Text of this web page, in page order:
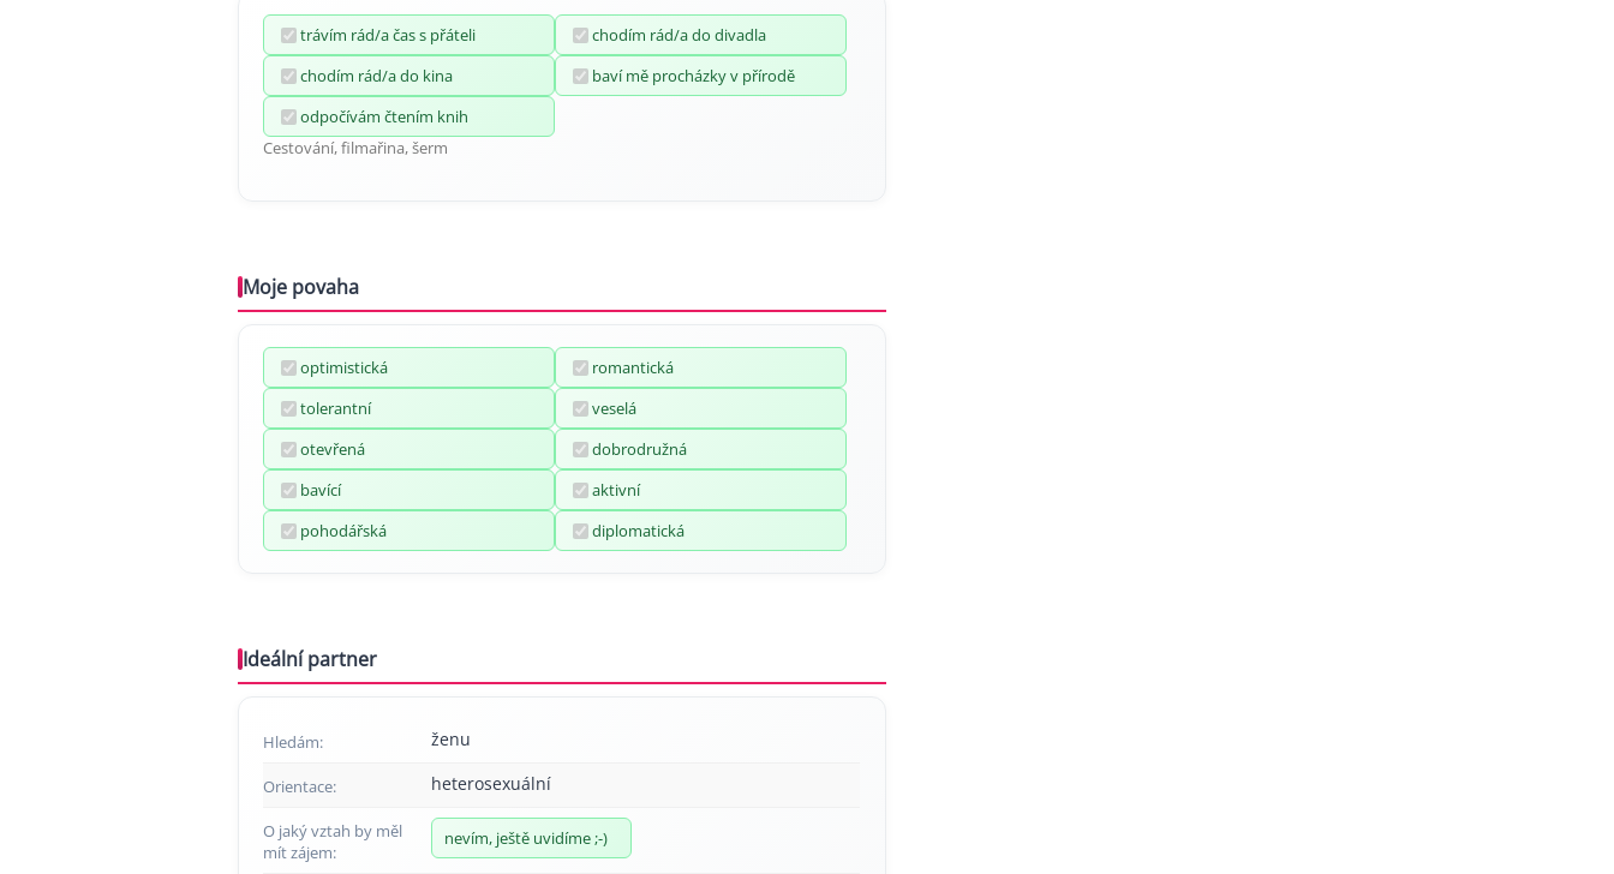
trávím rád/a čas s přáteli
chodím rád/a do divadla
chodím rád/a do kina
baví mě procházky v přírodě
odpočívám čtením knih
Cestování, filmařina, šerm
Moje povaha
optimistická
romantická
tolerantní
veselá
otevřená
dobrodružná
bavící
aktivní
pohodářská
diplomatická
Ideální partner
Hledám: ženu
Orientace: heterosexuální
O jaký vztah by měl
mít zájem:
nevím, ještě uvidíme ;-)